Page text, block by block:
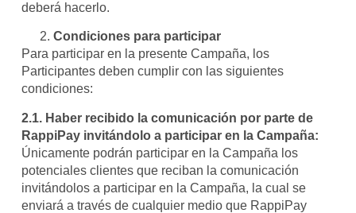
deberá hacerlo.
Condiciones para participar
Para participar en la presente Campaña, los
Participantes deben cumplir con las siguientes
condiciones:
2.1. Haber recibido la comunicación por parte de
RappiPay invitándolo a participar en la Campaña:
Únicamente podrán participar en la Campaña los
potenciales clientes que reciban la comunicación
invitándolos a participar en la Campaña, la cual se
enviará a través de cualquier medio que RappiPay